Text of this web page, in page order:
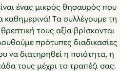
ένας μικρός θησαυρός που
καθημερινά! Τα συλλέγουμε τη
τους αξία βρίσκονται
πρότυπες διαδικασίες
να διατηρηθεί η ποιότητα, η
τους μέχρι το τραπέζι σας.